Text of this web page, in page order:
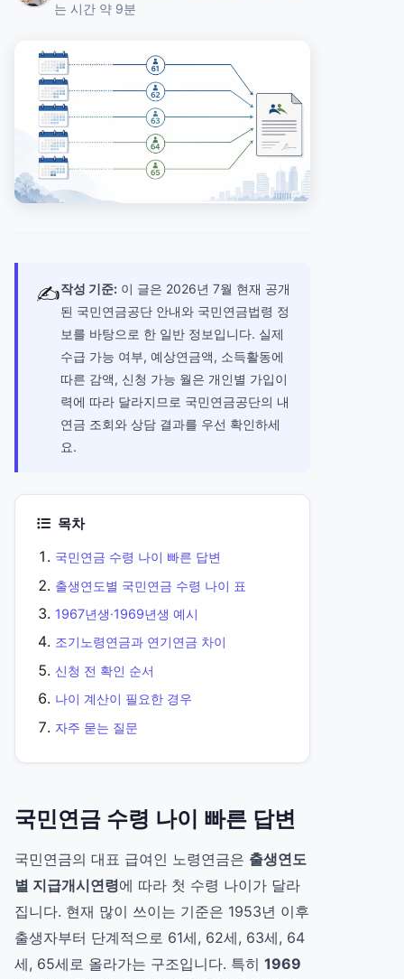
는 시간 약 9분
✍작성 기준: 이 글은 2026년 7월 현재 공개
된 국민연금공단 안내와 국민연금법령 정
보를 바탕으로 한 일반 정보입니다. 실제
수급 가능 여부, 예상연금액, 소득활동에
따른 감액, 신청 가능 월은 개인별 가입이
력에 따라 달라지므로 국민연금공단의 내
연금 조회와 상담 결과를 우선 확인하세
요.
목차
국민연금 수령 나이 빠른 답변
출생연도별 국민연금 수령 나이 표
1967년생·1969년생 예시
조기노령연금과 연기연금 차이
신청 전 확인 순서
나이 계산이 필요한 경우
자주 묻는 질문
국민연금 수령 나이 빠른 답변
국민연금의 대표 급여인 노령연금은 출생연도
별 지급개시연령에 따라 첫 수령 나이가 달라
집니다. 현재 많이 쓰이는 기준은 1953년 이후
출생자부터 단계적으로 61세, 62세, 63세, 64
세, 65세로 올라가는 구조입니다. 특히 1969